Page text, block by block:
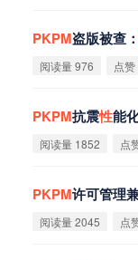
PKPM盗版被查：
阅读量 976 点赞
PKPM抗震性能
阅读量 1852 点
PKPM许可管理
阅读量 2045 点